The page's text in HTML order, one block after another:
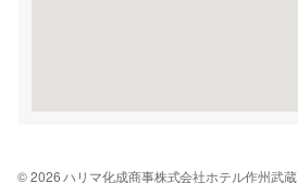
© 2026 ハリマ化成商事株式会社ホテル作州武蔵